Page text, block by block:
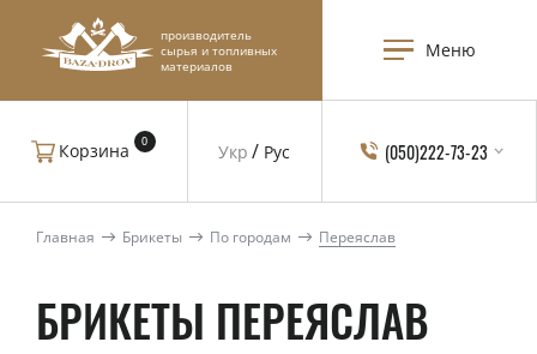
производитель
сырья и топливных
материалов
Меню
Укр Рус
Корзина 0 (050)222-73-23
Главная Брикеты По городам Переяслав
БРИКЕТЫ ПЕРЕЯСЛАВ